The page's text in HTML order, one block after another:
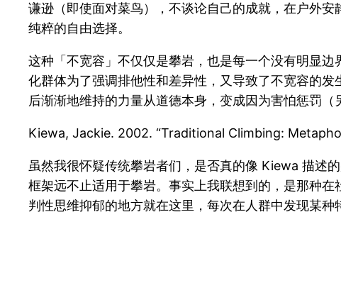
谦逊（即使面对菜鸟），不谈论自己的成就，在户外
纯粹的自由选择。
这种「不宽容」不仅仅是攀岩，也是每一个没有明显
化群体为了强调排他性和差异性，又导致了不宽容的
后渐渐地维持的力量从道德本身，变成因为害怕惩罚（
Kiewa, Jackie. 2002. “Traditional Climbing:
虽然我很怀疑传统攀岩者们，是否真的像 Kiewa 描述
框架远不止适用于攀岩。事实上我联想到的，是那种
判性思维抑郁的地方就在这里，每次在人群中发现某